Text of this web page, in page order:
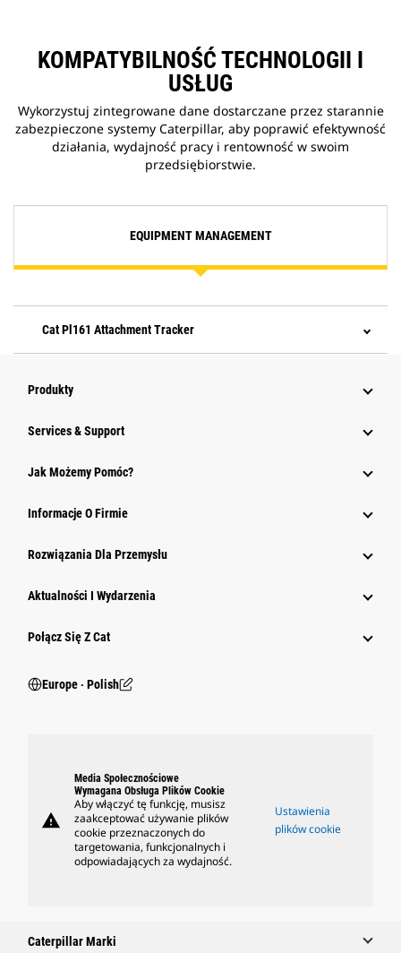
KOMPATYBILNOŚĆ TECHNOLOGII I
USŁUG
Wykorzystuj zintegrowane dane dostarczane przez starannie
zabezpieczone systemy Caterpillar, aby poprawić efektywność
działania, wydajność pracy i rentowność w swoim
przedsiębiorstwie.
EQUIPMENT MANAGEMENT
Cat Pl161 Attachment Tracker
Produkty
Services & Support
Jak Możemy Pomóc?
Informacje O Firmie
Rozwiązania Dla Przemysłu
Aktualności I Wydarzenia
Połącz Się Z Cat
Europe ‧ Polish
warning
Media Społecznościowe
Wymagana Obsługa Plików Cookie
Aby włączyć tę funkcję, musisz
zaakceptować używanie plików
cookie przeznaczonych do
targetowania, funkcjonalnych i
odpowiadających za wydajność.
Ustawienia
plików cookie
Caterpillar Marki